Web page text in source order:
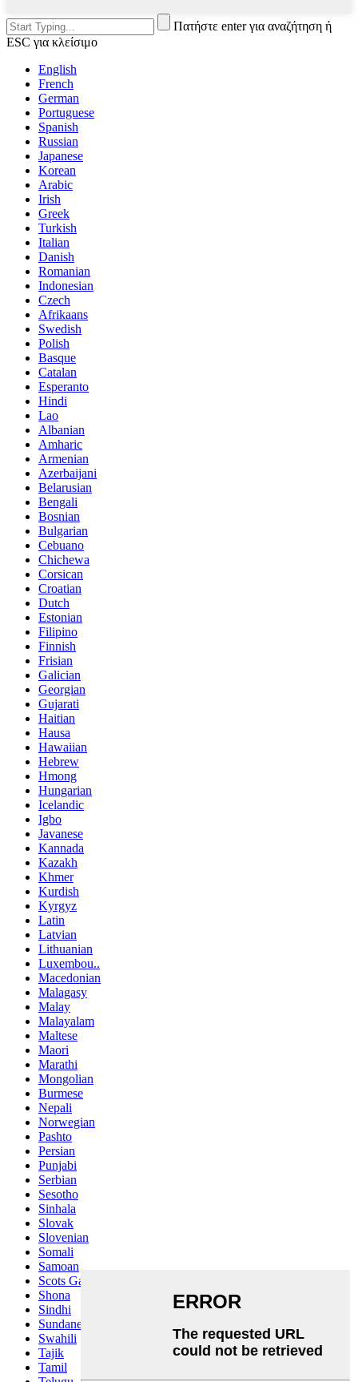
Πατήστε enter για αναζήτηση ή
ESC για κλείσιμο
English
French
German
Portuguese
Spanish
Russian
Japanese
Korean
Arabic
Irish
Greek
Turkish
Italian
Danish
Romanian
Indonesian
Czech
Afrikaans
Swedish
Polish
Basque
Catalan
Esperanto
Hindi
Lao
Albanian
Amharic
Armenian
Azerbaijani
Belarusian
Bengali
Bosnian
Bulgarian
Cebuano
Chichewa
Corsican
Croatian
Dutch
Estonian
Filipino
Finnish
Frisian
Galician
Georgian
Gujarati
Haitian
Hausa
Hawaiian
Hebrew
Hmong
Hungarian
Icelandic
Igbo
Javanese
Kannada
Kazakh
Khmer
Kurdish
Kyrgyz
Latin
Latvian
Lithuanian
Luxembou..
Macedonian
Malagasy
Malay
Malayalam
Maltese
Maori
Marathi
Mongolian
Burmese
Nepali
Norwegian
Pashto
Persian
Punjabi
Serbian
Sesotho
Sinhala
Slovak
Slovenian
Somali
Samoan
Scots Gaelic
Shona
Sindhi
Sundanese
Swahili
Tajik
Tamil